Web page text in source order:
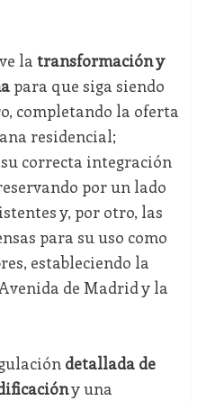
la transformación y
para que siga siendo
completando la oferta
residencial;
correcta integración
por un lado
y, por otro, las
para su uso como
estableciendo la
de Madrid y la
detallada de
y una